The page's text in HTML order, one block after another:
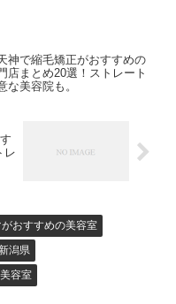
神で縮毛矯正がおすすめの
店まとめ20選！ストレート
な美容院も。
レ
おすすめの美容室
新潟県
容室